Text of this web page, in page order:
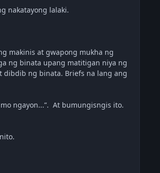
nakatayong lalaki.
makinis at gwapong mukha ng
ng binata upang matitigan niya ng
dibdib ng binata. Briefs na lang ang
ngayon...”. At bumungisngis ito.